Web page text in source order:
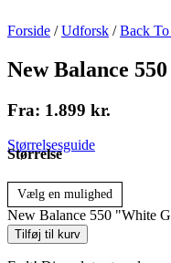
Forside /Udforsk /Back
New Balance
Fra: 1.899 kr.
Størrelsesguide
Størrelse
Vælg en mulighed
New Balance 550 "White
Tilføj til kurv